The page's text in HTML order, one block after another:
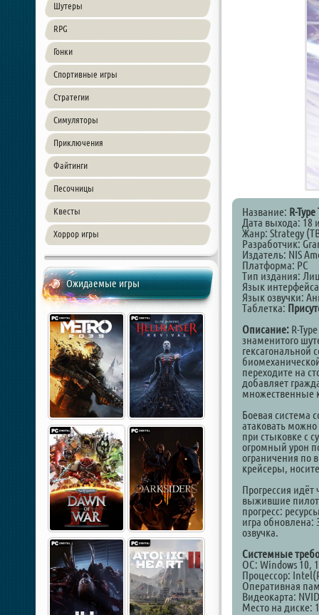
Шутеры
RPG
Гонки
Спортивные игры
Стратегии
Симуляторы
Приключения
Файтинги
Песочницы
Квесты
Хоррор игры
Ожидаемые игры
Название: R-
Дата выхода: 18
Жанр: Strategy
Разработчик:
Издатель: NIS
Платформа: PC
Тип издания:
Язык
Язык озвучки:
Таблетка:
Описание: R-
знаменитого
гексагональной
переходите на
добавляет
множественные
Боевая система
атаковать
при стыковке с
огромный урон
ограничения по
крейсеры,
Прогрессия
выжившие
прогресс:
игра
озвучка.
Системные
ОС: Windows 10,
Процессор:
Оперативная
Видеокарта:
Место на диске: